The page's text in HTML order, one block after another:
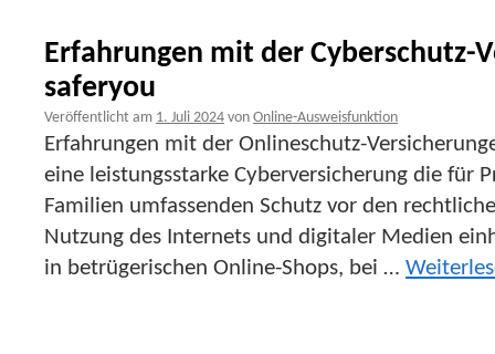
Erfahrungen mit der Cyberschutz-
saferyou
Veröffentlicht am 1. Juli 2024 von Online-Ausweisfunktion
Erfahrungen mit der Onlineschutz-
eine leistungsstarke Cyberversicherung die für
Familien umfassenden Schutz vor den
Nutzung des Internets und digitaler Medien
in betrügerischen Online-Shops, bei …